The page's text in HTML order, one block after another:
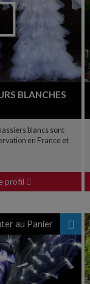
BLANCHES
blancs sont
en France et
profil
au Panier